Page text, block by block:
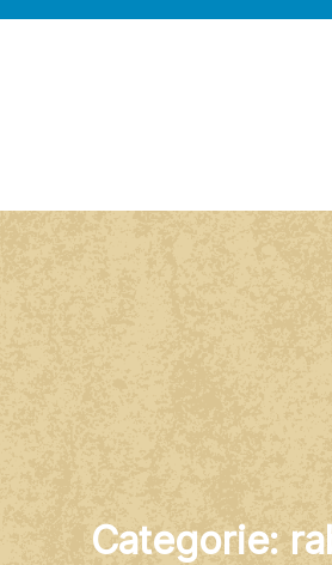
Categorie: